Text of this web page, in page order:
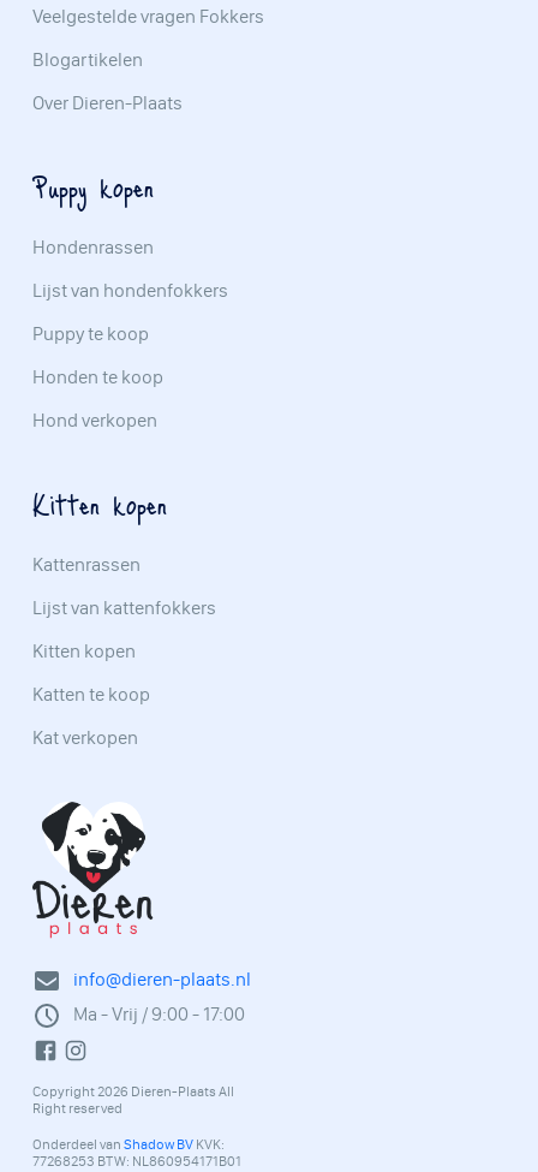
info@dieren-plaats.nl
Ma - Vrij / 9:00 - 17:00
Copyright 2026 Dieren-Plaats All
Right reserved
Onderdeel van Shadow BV KVK:
77268253 BTW: NL860954171B01
Veelgestelde vragen Fokkers
Blogartikelen
Over Dieren-Plaats
Puppy kopen
Hondenrassen
Lijst van hondenfokkers
Puppy te koop
Honden te koop
Hond verkopen
Kitten kopen
Kattenrassen
Lijst van kattenfokkers
Kitten kopen
Katten te koop
Kat verkopen